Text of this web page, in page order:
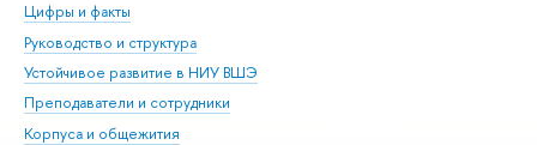
Цифры и факты
Руководство и структура
Устойчивое развитие в НИУ ВШЭ
Преподаватели и сотрудники
Корпуса и общежития